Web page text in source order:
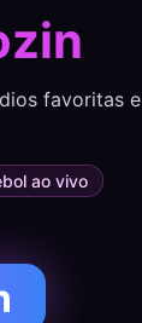
favoritas e
ao vivo